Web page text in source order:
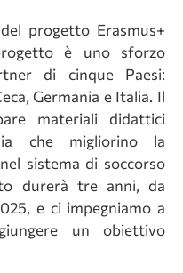
progetto Erasmus+
è uno sforzo
di cinque Paesi:
Germania e Italia. Il
materiali didattici
che migliorino la
sistema di soccorso
durerà tre anni, da
e ci impegniamo a
un obiettivo